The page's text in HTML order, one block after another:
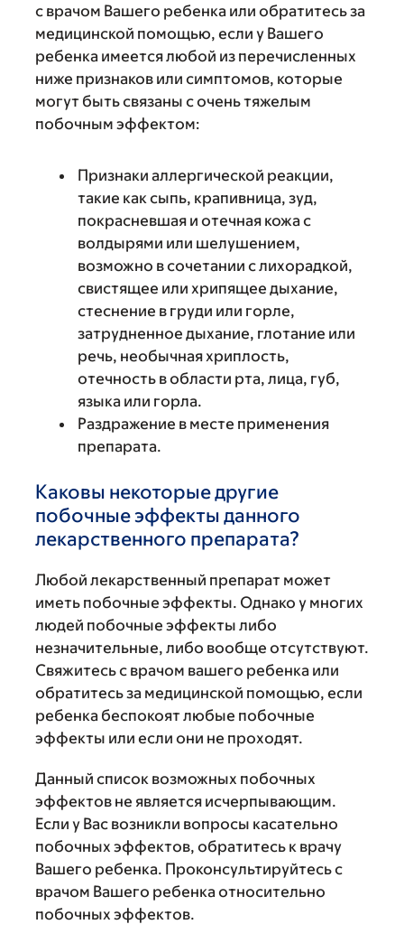
с врачом Вашего ребенка или обратитесь за
медицинской помощью, если у Вашего
ребенка имеется любой из перечисленных
ниже признаков или симптомов, которые
могут быть связаны с очень тяжелым
побочным эффектом:
Признаки аллергической реакции,
такие как сыпь, крапивница, зуд,
покрасневшая и отечная кожа с
волдырями или шелушением,
возможно в сочетании с лихорадкой,
свистящее или хрипящее дыхание,
стеснение в груди или горле,
затрудненное дыхание, глотание или
речь, необычная хриплость,
отечность в области рта, лица, губ,
языка или горла.
Раздражение в месте применения
препарата.
Каковы некоторые другие
побочные эффекты данного
лекарственного препарата?
Любой лекарственный препарат может
иметь побочные эффекты. Однако у многих
людей побочные эффекты либо
незначительные, либо вообще отсутствуют.
Свяжитесь с врачом вашего ребенка или
обратитесь за медицинской помощью, если
ребенка беспокоят любые побочные
эффекты или если они не проходят.
Данный список возможных побочных
эффектов не является исчерпывающим.
Если у Вас возникли вопросы касательно
побочных эффектов, обратитесь к врачу
Вашего ребенка. Проконсультируйтесь с
врачом Вашего ребенка относительно
побочных эффектов.